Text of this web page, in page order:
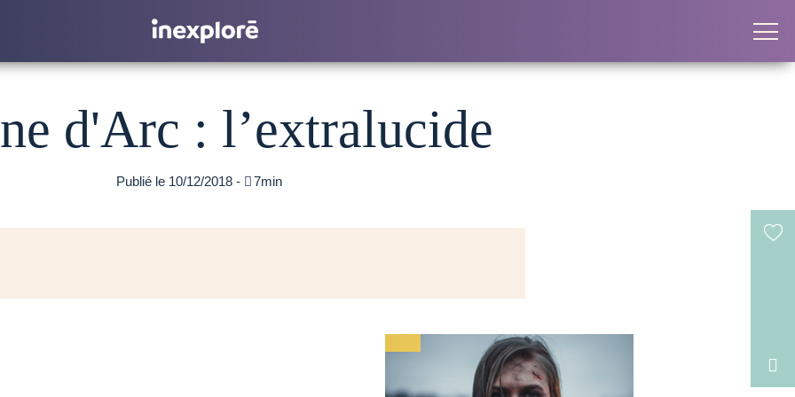
d'Arc : l’extralucide
Publié le 10/12/2018 - 7min
